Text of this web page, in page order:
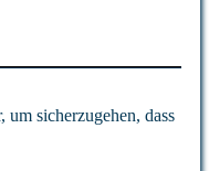
sicherzugehen, dass